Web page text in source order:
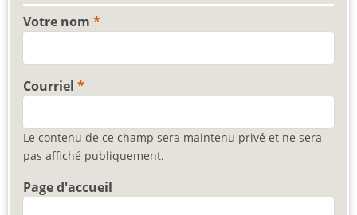
Votre nom
Courriel
Le contenu de ce champ sera maintenu privé et ne sera
pas affiché publiquement.
Page d'accueil